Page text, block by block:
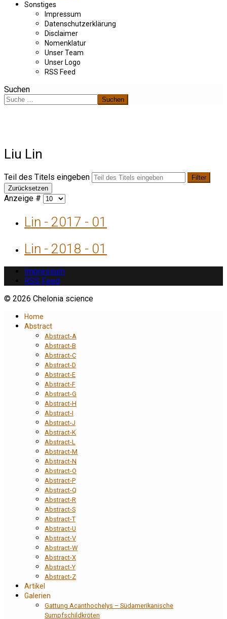
Sonstiges
Impressum
Datenschutzerklärung
Disclaimer
Nomenklatur
Unser Team
Unser Logo
RSS Feed
Suchen
Suchen
Liu Lin
Teil des Titels eingeben
Filter
Zurücksetzen
Anzeige #
Lin - 2017 - 01
Lin - 2018 - 01
Impressum
RSS Feed
© 2026 Chelonia science
Home
Abstract
Abstract-A
Abstract-B
Abstract-C
Abstract-D
Abstract-E
Abstract-F
Abstract-G
Abstract-H
Abstract-I
Abstract-J
Abstract-K
Abstract-L
Abstract-M
Abstract-N
Abstract-O
Abstract-P
Abstract-Q
Abstract-R
Abstract-S
Abstract-T
Abstract-U
Abstract-V
Abstract-W
Abstract-X
Abstract-Y
Abstract-Z
Artikel
Galerien
Gattung Acanthochelys – Südamerikanische
Sumpfschildkröten